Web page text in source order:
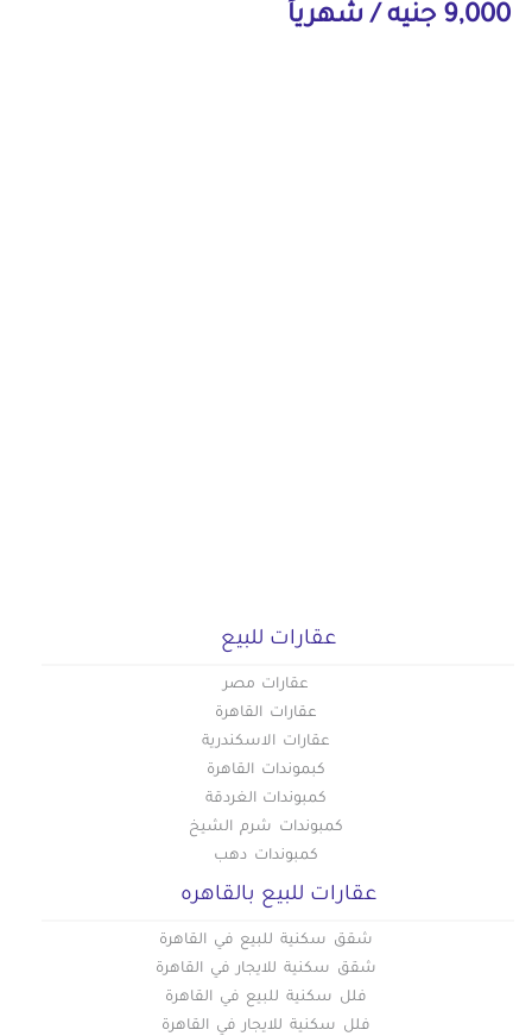
9,000 جنيه / شهرياً
عقارات للبيع
عقارات مصر
عقارات القاهرة
عقارات الاسكندرية
كبموندات القاهرة
كمبوندات الغردقة
كمبوندات شرم الشيخ
كمبوندات دهب
عقارات للبيع بالقاهره
شقق سكنية للبيع في القاهرة
شقق سكنية للايجار في القاهرة
فلل سكنية للبيع في القاهرة
فلل سكنية للايجار في القاهرة